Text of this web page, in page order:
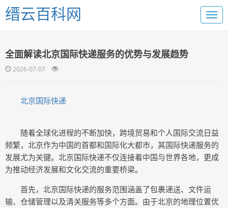
缙云百科网
全面解读北京国际快递服务的优势与发展趋势
2026-07-07
北京国际快递
随着全球化进程的不断加快，跨境贸易和个人国际交流日益
频繁，北京作为中国的首都和国际化大都市，其国际快递服务的
发展尤为关键。北京国际快递不仅连接着中国与世界各地，更成
为推动经济发展和文化交流的重要桥梁。
首先，北京国际快递的服务范围涵盖了包裹递送、文件运
输、仓储管理以及清关服务等多个方面。由于北京的地理位置优